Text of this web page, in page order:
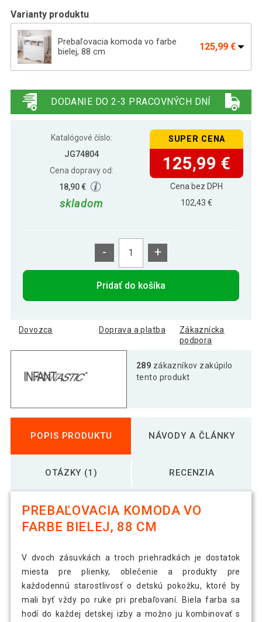
Varianty produktu
Prebaľovacia komoda vo farbe
bielej, 88 cm
125,99 €
53 x 101 cm
53 x 101 cm, biela-sivá
164,80 €
INFANTASTIC Prebaľovací pult, 113 x
53 x 101 cm,biela-sonoma
194,89 €
DODANIE DO 2-3 PRACOVNÝCH DNÍ
Katalógové číslo:
JG74804
Cena dopravy od:
18,90 €
skladom
SUPER CENA
125,99 €
Cena bez DPH
102,43 €
- +
Pridať do košíka
Dovozca Doprava a platba
Zákaznícka
podpora
289 zákazníkov zakúpilo
tento produkt
POPIS PRODUKTU NÁVODY A ČLÁNKY
OTÁZKY (1) RECENZIA
PREBAĽOVACIA KOMODA VO
FARBE BIELEJ, 88 CM
V dvoch zásuvkách a troch priehradkách je dostatok
miesta pre plienky, oblečenie a produkty pre
každodennú starostlivosť o detskú pokožku, ktoré by
mali byť vždy po ruke pri prebaľovaní. Biela farba sa
hodí do každej detskej izby a možno ju kombinovať s